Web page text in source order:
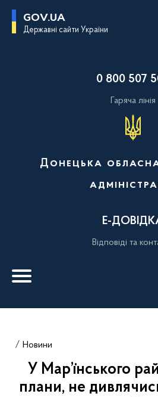
GOV.UA
Державні сайти України
0 800 507
Гаряча лінія
Донецька
Е-
Відповіді та
Новини
У Мар’їнського
плани, не